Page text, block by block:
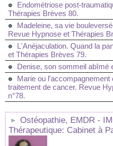
Endométriose post-
Thérapies Brèves 80.
Madeleine, sa vie
Revue Hypnose et Thérapies
L'Anéjaculation. Quand la
et Thérapies Brèves 79.
Denise, son sommeil abîmé
Marie ou l'accompagnement
traitement de cancer. Revue
n°78.
Ostéopathie, EMDR -
Thérapeutique: Cabinet à